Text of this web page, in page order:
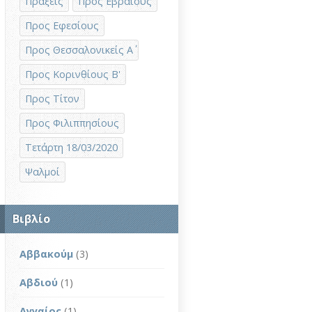
Προς Εφεσίους
Προς Θεσσαλονικείς Α΄
Προς Κορινθίους Β'
Προς Τίτον
Προς Φιλιππησίους
Τετάρτη 18/03/2020
Ψαλμοί
Βιβλίο
Αββακούμ (3)
Αβδιού (1)